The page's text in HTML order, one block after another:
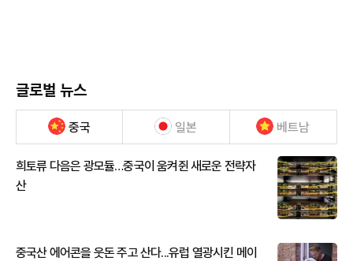
글로벌 뉴스
중국 일본 베트남
희토류 다음은 광모듈…중국이 움켜쥔 새로운 전략자
산
중국산 에어콘을 웃돈 주고 산다...유럽 열광시킨 메이